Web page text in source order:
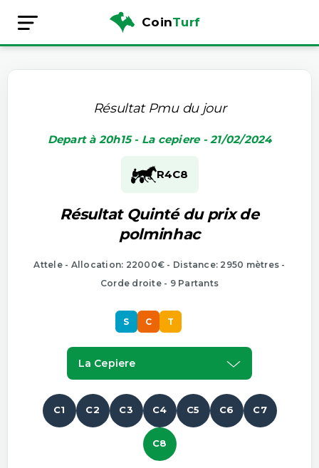
CoinTurf
Résultat Pmu du jour
Depart à 20h15 - La cepiere - 21/02/2024
R4C8
Résultat Quinté du prix de
polminhac
Attele - Allocation: 22000€ - Distance: 2950 mètres -
Corde droite - 9 Partants
S C T
La Cepiere
C1 C2 C3 C4 C5 C6 C7
C8